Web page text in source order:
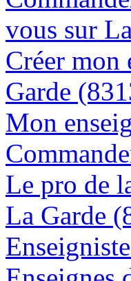
vous sur
Créer mon
Garde
Mon
Le pro de
La Garde